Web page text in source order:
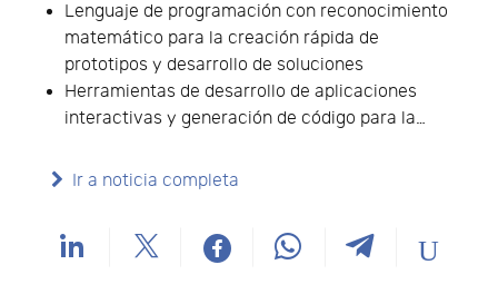
Lenguaje de programación con reconocimiento
matemático para la creación rápida de
prototipos y desarrollo de soluciones
Herramientas de desarrollo de aplicaciones
interactivas y generación de código para la…
Ir a noticia completa